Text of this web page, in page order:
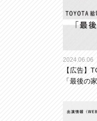
2024.06.06
【広告】
「最後の